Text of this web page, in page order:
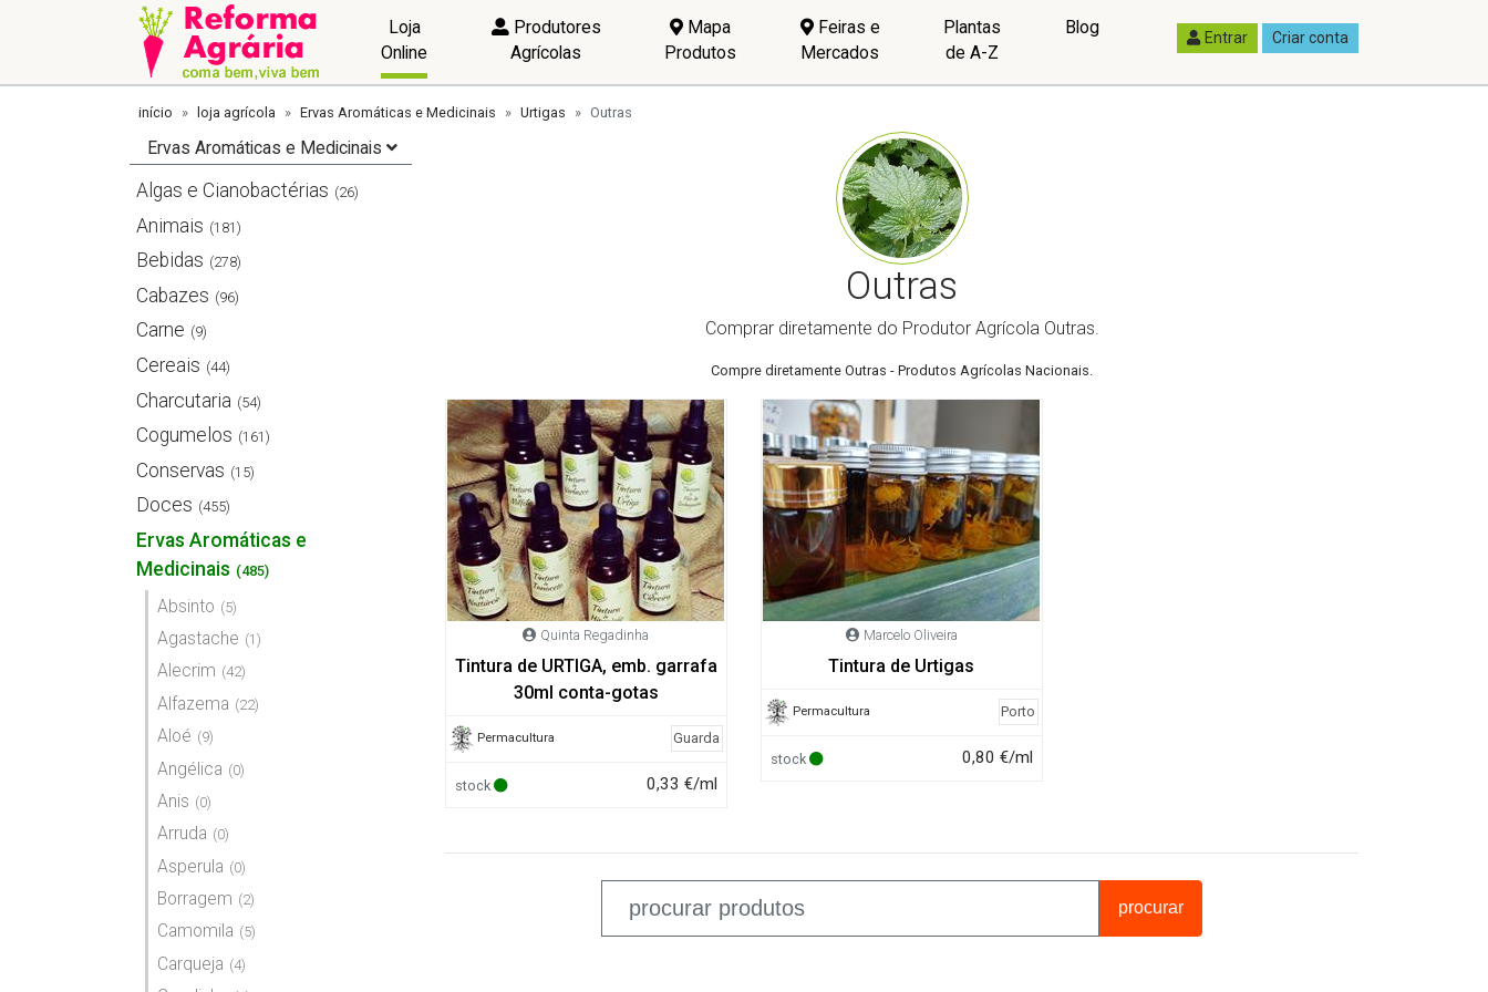
Loja
Online
Produtores
Agrícolas
Mapa
Produtos
Feiras e
Mercados
Plantas
de A-Z
Blog Entrar Criar conta
início loja agrícola Ervas Aromáticas e Medicinais Urtigas Outras
Ervas Aromáticas e Medicinais
Algas e Cianobactérias (26)
Animais (181)
Bebidas (278)
Cabazes (96)
Carne (9)
Cereais (44)
Charcutaria (54)
Cogumelos (161)
Conservas (15)
Doces (455)
Ervas Aromáticas e
Medicinais (485)
Absinto (5)
Agastache (1)
Alecrim (42)
Alfazema (22)
Aloé (9)
Angélica (0)
Anis (0)
Arruda (0)
Asperula (0)
Borragem (2)
Camomila (5)
Carqueja (4)
Outras
Comprar diretamente do Produtor Agrícola Outras.
Compre diretamente Outras - Produtos Agrícolas Nacionais.
Quinta Regadinha
Tintura de URTIGA, emb. garrafa
30ml conta-gotas
Permacultura Guarda
stock 0,33 €/ml
Marcelo Oliveira
Tintura de Urtigas
Permacultura Porto
stock 0,80 €/ml
procurar